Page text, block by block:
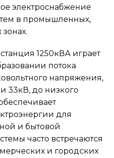
электроснабжение
в промышленных,
1250кВА играет
потока
напряжения,
33кВ, до низкого
для
и бытовой
часто встречаются
и городских